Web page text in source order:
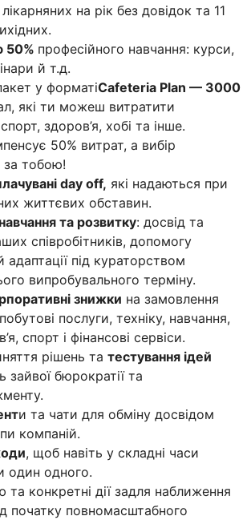
на рік без довідок та 11
50% професійного навчання: курси,
й т.д.
у форматіCafeteria Plan — 3000
які ти можеш витратити
здоров’я, хобі та інше.
50% витрат, а вибір
за тобою!
day off, які надаються при
життєвих обставин.
навчання та розвитку: досвід та
співробітників, допомогу
адаптації під кураторством
випробувального терміну.
знижки на замовлення
послуги, техніку, навчання,
спорт і фінансові сервіси.
рішень та тестування ідей
зайвої бюрократії та
и та чати для обміну досвідом
компаній.
, щоб навіть у складні часи
один одного.
та конкретні дії задля наближення
початку повномасштабного